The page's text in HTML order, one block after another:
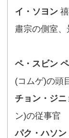
イ・ソヨン
肅宗の側室
ペ・スビン
(コムゲ)の頭
チョン・ジニ
ン)の従事官
パク・ハソ